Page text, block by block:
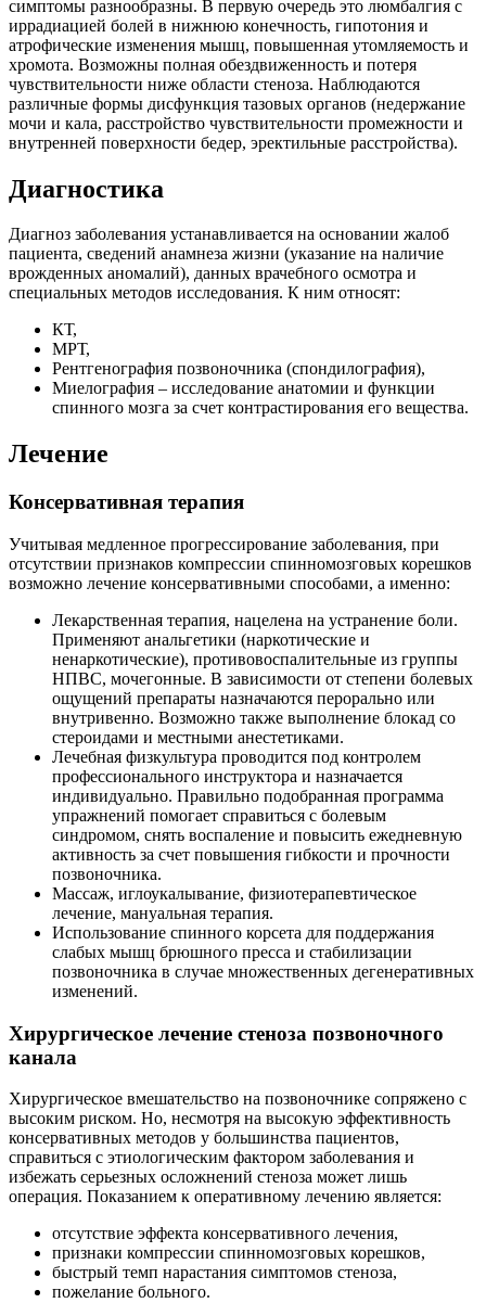
симптомы разнообразны. В первую очередь это люмбалгия с
иррадиацией болей в нижнюю конечность, гипотония и
атрофические изменения мышц, повышенная утомляемость и
хромота. Возможны полная обездвиженность и потеря
чувствительности ниже области стеноза. Наблюдаются
различные формы дисфункция тазовых органов (недержание
мочи и кала, расстройство чувствительности промежности и
внутренней поверхности бедер, эректильные расстройства).
Диагностика
Диагноз заболевания устанавливается на основании жалоб
пациента, сведений анамнеза жизни (указание на наличие
врожденных аномалий), данных врачебного осмотра и
специальных методов исследования. К ним относят:
КТ,
МРТ,
Рентгенография позвоночника (спондилография),
Миелография – исследование анатомии и функции
спинного мозга за счет контрастирования его вещества.
Лечение
Консервативная терапия
Учитывая медленное прогрессирование заболевания, при
отсутствии признаков компрессии спинномозговых корешков
возможно лечение консервативными способами, а именно:
Лекарственная терапия, нацелена на устранение боли.
Применяют анальгетики (наркотические и
ненаркотические), противовоспалительные из группы
НПВС, мочегонные. В зависимости от степени болевых
ощущений препараты назначаются перорально или
внутривенно. Возможно также выполнение блокад со
стероидами и местными анестетиками.
Лечебная физкультура проводится под контролем
профессионального инструктора и назначается
индивидуально. Правильно подобранная программа
упражнений помогает справиться с болевым
синдромом, снять воспаление и повысить ежедневную
активность за счет повышения гибкости и прочности
позвоночника.
Массаж, иглоукалывание, физиотерапевтическое
лечение, мануальная терапия.
Использование спинного корсета для поддержания
слабых мышц брюшного пресса и стабилизации
позвоночника в случае множественных дегенеративных
изменений.
Хирургическое лечение стеноза позвоночного
канала
Хирургическое вмешательство на позвоночнике сопряжено с
высоким риском. Но, несмотря на высокую эффективность
консервативных методов у большинства пациентов,
справиться с этиологическим фактором заболевания и
избежать серьезных осложнений стеноза может лишь
операция. Показанием к оперативному лечению является:
отсутствие эффекта консервативного лечения,
признаки компрессии спинномозговых корешков,
быстрый темп нарастания симптомов стеноза,
пожелание больного.